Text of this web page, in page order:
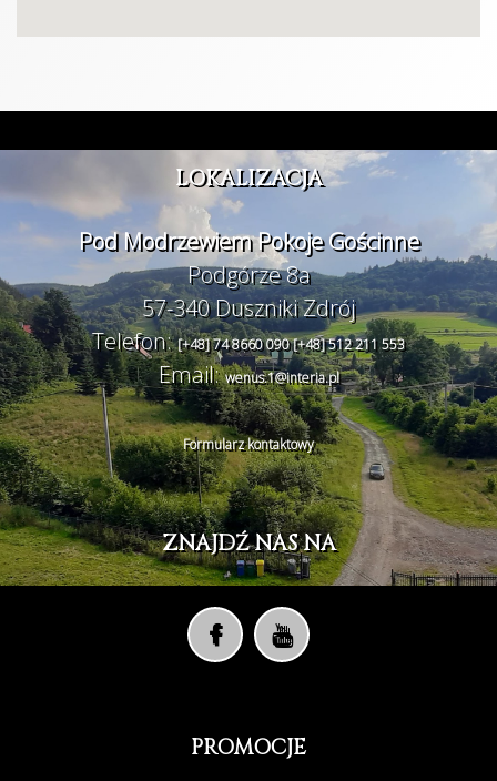
LOKALIZACJA
Pod Modrzewiem Pokoje Gościnne
Podgórze 8a
57-340 Duszniki Zdrój
Telefon:[+48] 74 8660 090[+48] 512 211 553
Email:wenus.1@interia.pl
Formularz kontaktowy
ZNAJDŹ NAS NA
PROMOCJE